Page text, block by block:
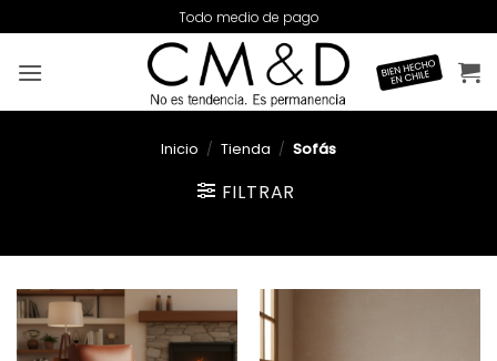
al
contenido
Todo medio de pago
Inicio / Tienda / Sofás
FILTRAR